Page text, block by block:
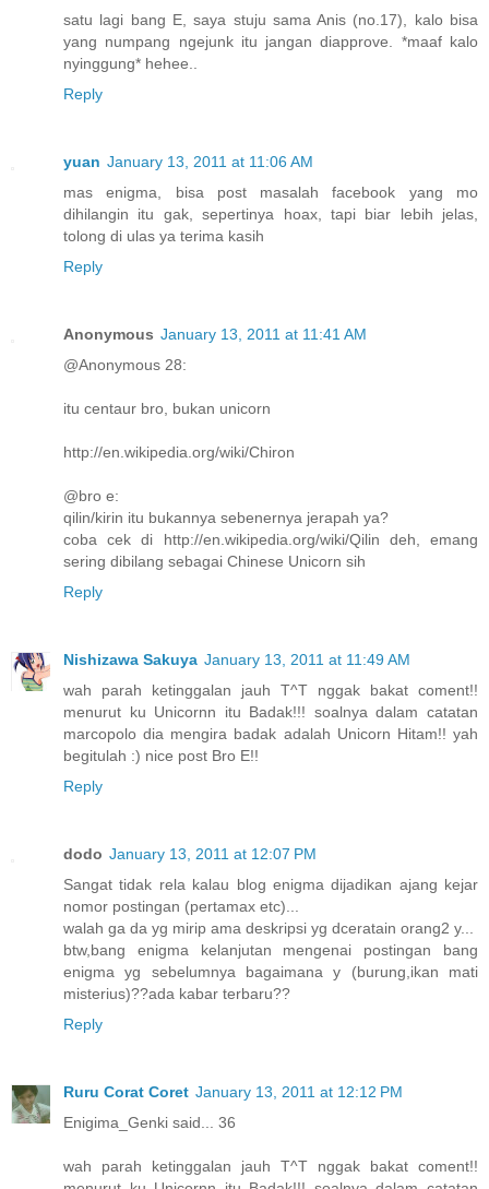
satu lagi bang E, saya stuju sama Anis (no.17), kalo bisa
yang numpang ngejunk itu jangan diapprove. *maaf kalo
nyinggung* hehee..
Reply
yuan January 13, 2011 at 11:06 AM
mas enigma, bisa post masalah facebook yang mo
dihilangin itu gak, sepertinya hoax, tapi biar lebih jelas,
tolong di ulas ya terima kasih
Reply
Anonymous January 13, 2011 at 11:41 AM
@Anonymous 28:
itu centaur bro, bukan unicorn
http://en.wikipedia.org/wiki/Chiron
@bro e:
qilin/kirin itu bukannya sebenernya jerapah ya?
coba cek di http://en.wikipedia.org/wiki/Qilin deh, emang
sering dibilang sebagai Chinese Unicorn sih
Reply
Nishizawa Sakuya January 13, 2011 at 11:49 AM
wah parah ketinggalan jauh T^T nggak bakat coment!!
menurut ku Unicornn itu Badak!!! soalnya dalam catatan
marcopolo dia mengira badak adalah Unicorn Hitam!! yah
begitulah :) nice post Bro E!!
Reply
dodo January 13, 2011 at 12:07 PM
Sangat tidak rela kalau blog enigma dijadikan ajang kejar
nomor postingan (pertamax etc)...
walah ga da yg mirip ama deskripsi yg dceratain orang2 y...
btw,bang enigma kelanjutan mengenai postingan bang
enigma yg sebelumnya bagaimana y (burung,ikan mati
misterius)??ada kabar terbaru??
Reply
Ruru Corat Coret January 13, 2011 at 12:12 PM
Enigima_Genki said... 36
wah parah ketinggalan jauh T^T nggak bakat coment!!